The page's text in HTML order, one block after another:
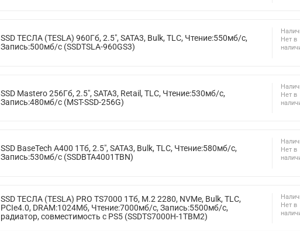
SSD ТЕСЛА (TESLA) 960Гб, 2.5", SATA3, Bulk, TLC, Чтение:550мб/с,
Запись:500мб/с (SSDTSLA-960GS3)
Нет в
SSD Mastero 256Гб, 2.5", SATA3, Retail, TLC, Чтение:530мб/с,
Запись:480мб/с (MST-SSD-256G)
Нет в
SSD BaseTech A400 1Тб, 2.5", SATA3, Bulk, TLC, Чтение:580мб/с,
Запись:530мб/с (SSDBTA4001TBN)
Нет в
SSD ТЕСЛА (TESLA) PRO TS7000 1Тб, M.2 2280, NVMe, Bulk, TLC,
PCIe4.0, DRAM:1024Мб, Чтение:7000мб/с, Запись:5500мб/с,
радиатор, совместимость с PS5 (SSDTS7000H-1TBM2)
Нет в